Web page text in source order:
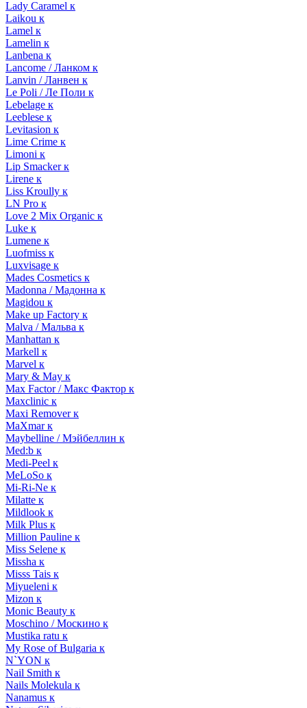
Lady Caramel к
Laikou к
Lamel к
Lamelin к
Lanbena к
Lancome / Ланком к
Lanvin / Ланвен к
Le Poli / Ле Поли к
Lebelage к
Leeblese к
Levitasion к
Lime Crime к
Limoni к
Lip Smacker к
Lirene к
Liss Kroully к
LN Pro к
Love 2 Mix Organic к
Luke к
Lumene к
Luofmiss к
Luxvisage к
Mades Cosmetics к
Madonna / Мадонна к
Magidou к
Make up Factory к
Malva / Мальва к
Manhattan к
Markell к
Marvel к
Mary & May к
Max Factor / Макс Фактор к
Maxclinic к
Maxi Remover к
MaXmar к
Maybelline / Мэйбеллин к
Med:b к
Medi-Peel к
MeLoSo к
Mi-Ri-Ne к
Milatte к
Mildlook к
Milk Plus к
Million Pauline к
Miss Selene к
Missha к
Misss Tais к
Miyueleni к
Mizon к
Monic Beauty к
Moschino / Москино к
Mustika ratu к
My Rose of Bulgaria к
N`YON к
Nail Smith к
Nails Molekula к
Nanamus к